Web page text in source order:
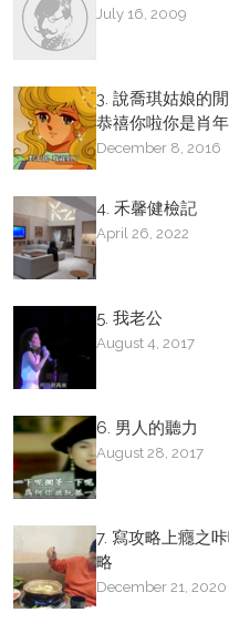
July 16, 2009
3. 說喬琪姑娘的
恭禧你啦你是肖年
December 8, 2016
4. 禾馨健檢記
April 26, 2022
5. 我老公
August 4, 2017
6. 男人的聽力
August 28, 2017
7. 寫攻略上癮之
略
December 21, 2020